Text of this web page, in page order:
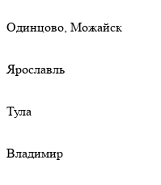
Одинцово, Можайск
Ярославль
Тула
Владимир